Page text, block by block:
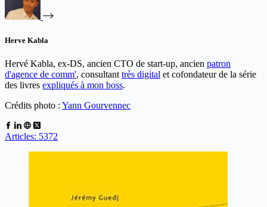
Herve Kabla
Hervé Kabla, ex-DS, ancien CTO de start-up, ancien patron
d'agence de comm', consultant très digital et cofondateur de la série
des livres expliqués à mon boss.
Crédits photo : Yann Gourvennec
Articles: 5372